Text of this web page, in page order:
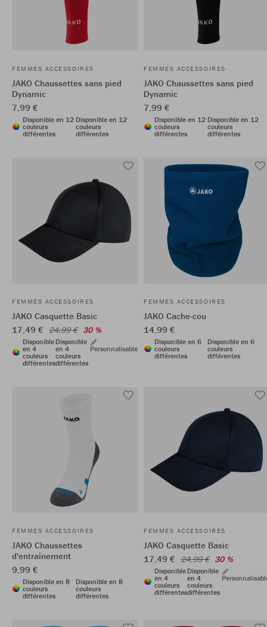
FEMMES ACCESSOIRES
JAKO Chaussettes sans pied
Dynamic
7,99 €
Disponible en 12
couleurs
différentes
Disponible en 12
couleurs
différentes
FEMMES ACCESSOIRES
JAKO Chaussettes sans pied
Dynamic
7,99 €
Disponible en 12
couleurs
différentes
Disponible en 12
couleurs
différentes
FEMMES ACCESSOIRES
JAKO Casquette Basic
17,49 € 24,99 € 30 %
Disponible
en 4
couleurs
différentes
Disponible
en 4
couleurs
différentes
Personnalisable
FEMMES ACCESSOIRES
JAKO Cache-cou
14,99 €
Disponible en 6
couleurs
différentes
Disponible en 6
couleurs
différentes
FEMMES ACCESSOIRES
JAKO Chaussettes
d'entraînement
9,99 €
Disponible en 8
couleurs
différentes
Disponible en 8
couleurs
différentes
FEMMES ACCESSOIRES
JAKO Casquette Basic
17,49 € 24,99 € 30 %
Disponible
en 4
couleurs
différentes
Disponible
en 4
couleurs
différentes